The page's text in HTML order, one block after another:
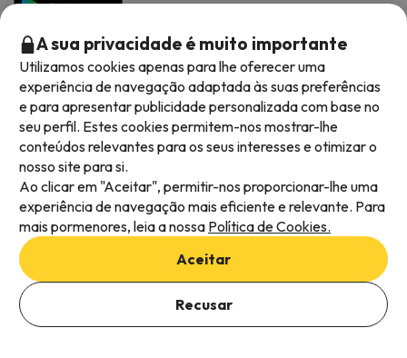
Adicionar datas para verificar a disponibilidade
Selecionar datas
Métodos de pagamento disponíveis
Termos e condições gerais
Privacidade dos dados
Política de cookies
A sua privacidade é muito importante
Utilizamos cookies apenas para lhe oferecer uma
experiência de navegação adaptada às suas preferências
e para apresentar publicidade personalizada com base no
seu perfil. Estes cookies permitem-nos mostrar-lhe
conteúdos relevantes para os seus interesses e otimizar o
nosso site para si.
Ao clicar em "Aceitar", permitir-nos proporcionar-lhe uma
experiência de navegação mais eficiente e relevante. Para
mais pormenores, leia a nossa Política de Cookies.
Aceitar
Recusar